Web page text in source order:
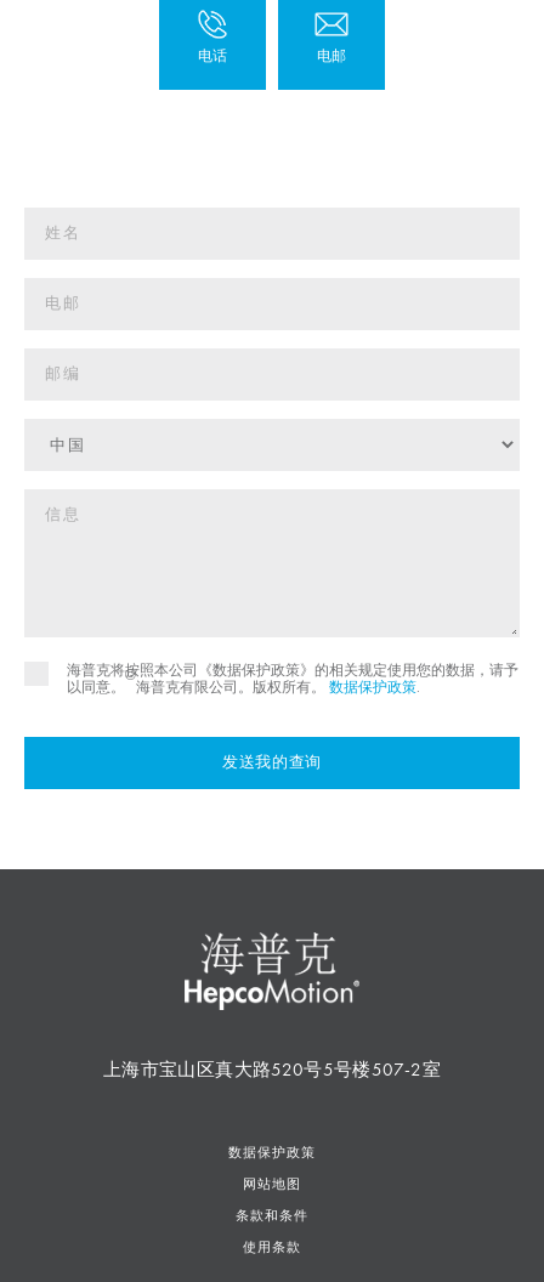
海普克将按照本公司《数据保护政策》的相关规定使用您的数据，请予
以同意。
©
海普克有限公司。版权所有。 数据保护政策.
发送我的查询
上海市宝山区真大路520号5号楼507-2室
数据保护政策
网站地图
条款和条件
使用条款